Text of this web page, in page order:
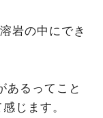
岩の中にでき
あるってこと
じます。